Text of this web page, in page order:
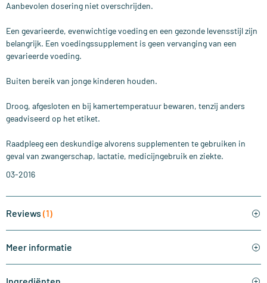
Aanbevolen dosering niet overschrijden.
Een gevarieerde, evenwichtige voeding en een gezonde levensstijl zijn
belangrijk. Een voedingssupplement is geen vervanging van een
gevarieerde voeding.
Buiten bereik van jonge kinderen houden.
Droog, afgesloten en bij kamertemperatuur bewaren, tenzij anders
geadviseerd op het etiket.
Raadpleeg een deskundige alvorens supplementen te gebruiken in
geval van zwangerschap, lactatie, medicijngebruik en ziekte.
03-2016
Reviews (1)
Meer informatie